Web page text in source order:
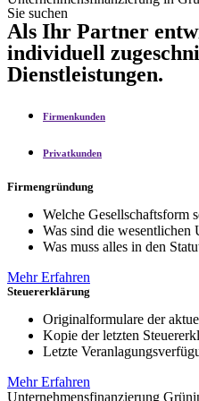
Sie suchen
Als Ihr Partner
individuell
Dienstleistungen.
Firmenkunden
Privatkunden
Firmengründung
Welche Gesellschaftsform
Was sind die wesentlichen
Was muss alles in den
Mehr Erfahren
Steuererklärung
Originalformulare der
Kopie der letzten
Letzte
Mehr Erfahren
Unternehmensfinanzierung